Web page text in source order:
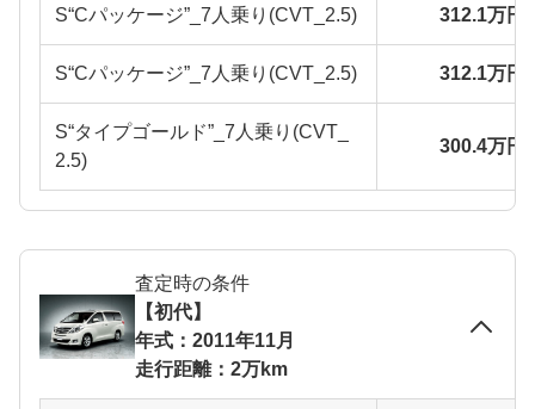
S“Cパッケージ”_7人乗り(CVT_2.5) 312.1万円
S“Cパッケージ”_7人乗り(CVT_2.5) 312.1万円
S“タイプゴールド”_7人乗り(CVT_
2.5)
300.4万円
査定時の条件
【初代】
年式：2011年11月
走行距離：2万km